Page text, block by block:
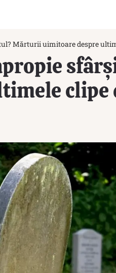
Mărturii uimitoare despre